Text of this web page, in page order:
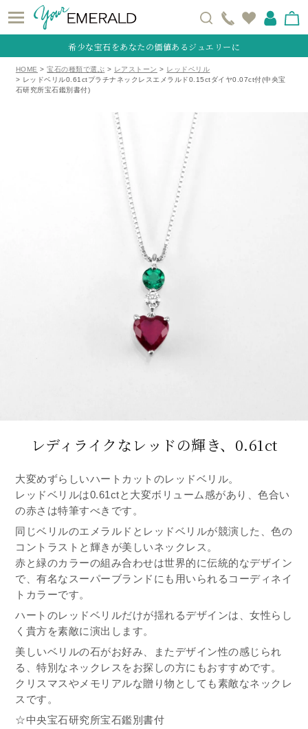
希少な宝石をあなたの価値あるジュエリーに
HOME 宝石の種類で選ぶ レアストーン
レッドベリル
レッドベリル0.61ctプラチナネックレスエメラルド0.15ctダイヤ0.07ct付(中央宝
石研究所宝石鑑別書付)
レディライクなレッドの輝き、0.61ct
大変めずらしいハートカットのレッドベリル。
レッドベリルは0.61ctと大変ボリューム感があり、色合い
の赤さは特筆すべきです。
同じベリルのエメラルドとレッドベリルが競演した、色の
コントラストと輝きが美しいネックレス。
赤と緑のカラーの組み合わせは世界的に伝統的なデザイン
で、有名なスーパーブランドにも用いられるコーディネイ
トカラーです。
ハートのレッドベリルだけが揺れるデザインは、女性らし
く貴方を素敵に演出します。
美しいベリルの石がお好み、またデザイン性の感じられ
る、特別なネックレスをお探しの方にもおすすめです。
クリスマスやメモリアルな贈り物としても素敵なネックレ
スです。
☆中央宝石研究所宝石鑑別書付